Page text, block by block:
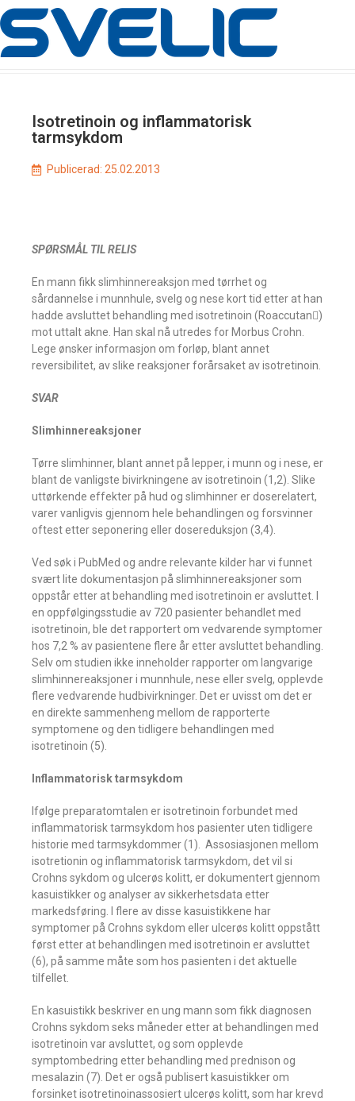
Isotretinoin og inflammatorisk
tarmsykdom
Publicerad: 25.02.2013
SPØRSMÅL TIL RELIS
En mann fikk slimhinnereaksjon med tørrhet og
sårdannelse i munnhule, svelg og nese kort tid etter at han
hadde avsluttet behandling med isotretinoin (Roaccutan)
mot uttalt akne. Han skal nå utredes for Morbus Crohn.
Lege ønsker informasjon om forløp, blant annet
reversibilitet, av slike reaksjoner forårsaket av isotretinoin.
SVAR
Slimhinnereaksjoner
Tørre slimhinner, blant annet på lepper, i munn og i nese, er
blant de vanligste bivirkningene av isotretinoin (1,2). Slike
uttørkende effekter på hud og slimhinner er doserelatert,
varer vanligvis gjennom hele behandlingen og forsvinner
oftest etter seponering eller dosereduksjon (3,4).
Ved søk i PubMed og andre relevante kilder har vi funnet
svært lite dokumentasjon på slimhinnereaksjoner som
oppstår etter at behandling med isotretinoin er avsluttet. I
en oppfølgingsstudie av 720 pasienter behandlet med
isotretinoin, ble det rapportert om vedvarende symptomer
hos 7,2 % av pasientene flere år etter avsluttet behandling.
Selv om studien ikke inneholder rapporter om langvarige
slimhinnereaksjoner i munnhule, nese eller svelg, opplevde
flere vedvarende hudbivirkninger. Det er uvisst om det er
en direkte sammenheng mellom de rapporterte
symptomene og den tidligere behandlingen med
isotretinoin (5).
Inflammatorisk tarmsykdom
Ifølge preparatomtalen er isotretinoin forbundet med
inflammatorisk tarmsykdom hos pasienter uten tidligere
historie med tarmsykdommer (1). Assosiasjonen mellom
isotretionin og inflammatorisk tarmsykdom, det vil si
Crohns sykdom og ulcerøs kolitt, er dokumentert gjennom
kasuistikker og analyser av sikkerhetsdata etter
markedsføring. I flere av disse kasuistikkene har
symptomer på Crohns sykdom eller ulcerøs kolitt oppstått
først etter at behandlingen med isotretinoin er avsluttet
(6), på samme måte som hos pasienten i det aktuelle
tilfellet.
En kasuistikk beskriver en ung mann som fikk diagnosen
Crohns sykdom seks måneder etter at behandlingen med
isotretinoin var avsluttet, og som opplevde
symptombedring etter behandling med prednison og
mesalazin (7). Det er også publisert kasuistikker om
forsinket isotretinoinassosiert ulcerøs kolitt, som har krevd